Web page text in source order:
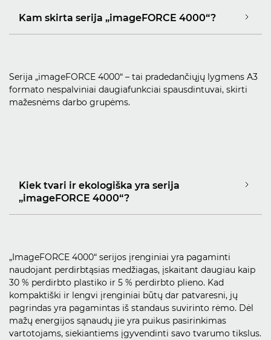
Kam skirta serija „imageFORCE 4000“?
Serija „imageFORCE 4000“ – tai pradedančiųjų lygmens A3
formato nespalviniai daugiafunkciai spausdintuvai, skirti
mažesnėms darbo grupėms.
Kiek tvari ir ekologiška yra serija
„imageFORCE 4000“?
„ImageFORCE 4000“ serijos įrenginiai yra pagaminti
naudojant perdirbtąsias medžiagas, įskaitant daugiau kaip
30 % perdirbto plastiko ir 5 % perdirbto plieno. Kad
kompaktiški ir lengvi įrenginiai būtų dar patvaresni, jų
pagrindas yra pagamintas iš standaus suvirinto rėmo. Dėl
mažų energijos sąnaudų jie yra puikus pasirinkimas
vartotojams, siekiantiems įgyvendinti savo tvarumo tikslus.